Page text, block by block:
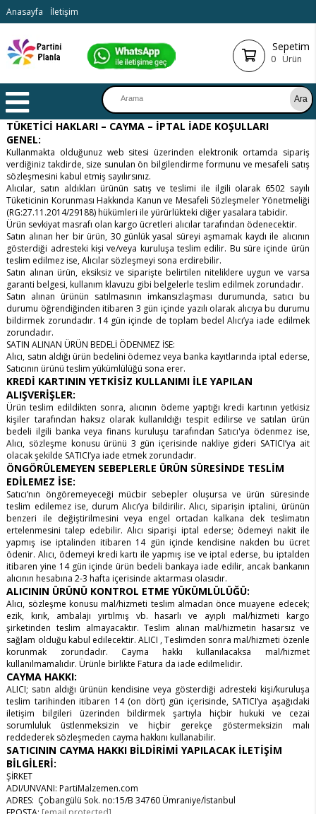
Anasayfa İletişim
Sepetim
0 Ürün
TÜKETİCİ HAKLARI – CAYMA – İPTAL İADE KOŞULLARI
GENEL:
Kullanmakta olduğunuz web sitesi üzerinden elektronik ortamda sipariş
verdiğiniz takdirde, size sunulan ön bilgilendirme formunu ve mesafeli satış
sözleşmesini kabul etmiş sayılırsınız.
Alıcılar, satın aldıkları ürünün satış ve teslimi ile ilgili olarak 6502 sayılı
Tüketicinin Korunması Hakkında Kanun ve Mesafeli Sözleşmeler Yönetmeliği
(RG:27.11.2014/29188) hükümleri ile yürürlükteki diğer yasalara tabidir.
Ürün sevkiyat masrafı olan kargo ücretleri alıcılar tarafından ödenecektir.
Satın alınan her bir ürün, 30 günlük yasal süreyi aşmamak kaydı ile alıcının
gösterdiği adresteki kişi ve/veya kuruluşa teslim edilir. Bu süre içinde ürün
teslim edilmez ise, Alıcılar sözleşmeyi sona erdirebilir.
Satın alınan ürün, eksiksiz ve siparişte belirtilen niteliklere uygun ve varsa
garanti belgesi, kullanım klavuzu gibi belgelerle teslim edilmek zorundadır.
Satın alınan ürünün satılmasının imkansızlaşması durumunda, satıcı bu
durumu öğrendiğinden itibaren 3 gün içinde yazılı olarak alıcıya bu durumu
bildirmek zorundadır. 14 gün içinde de toplam bedel Alıcı’ya iade edilmek
zorundadır.
SATIN ALINAN ÜRÜN BEDELİ ÖDENMEZ İSE:
Alıcı, satın aldığı ürün bedelini ödemez veya banka kayıtlarında iptal ederse,
Satıcının ürünü teslim yükümlülüğü sona erer.
KREDİ KARTININ YETKİSİZ KULLANIMI İLE YAPILAN
ALIŞVERİŞLER:
Ürün teslim edildikten sonra, alıcının ödeme yaptığı kredi kartının yetkisiz
kişiler tarafından haksız olarak kullanıldığı tespit edilirse ve satılan ürün
bedeli ilgili banka veya finans kuruluşu tarafından Satıcı'ya ödenmez ise,
Alıcı, sözleşme konusu ürünü 3 gün içerisinde nakliye gideri SATICI’ya ait
olacak şekilde SATICI’ya iade etmek zorundadır.
ÖNGÖRÜLEMEYEN SEBEPLERLE ÜRÜN SÜRESİNDE TESLİM
EDİLEMEZ İSE:
Satıcı’nın öngöremeyeceği mücbir sebepler oluşursa ve ürün süresinde
teslim edilemez ise, durum Alıcı’ya bildirilir. Alıcı, siparişin iptalini, ürünün
benzeri ile değiştirilmesini veya engel ortadan kalkana dek teslimatın
ertelenmesini talep edebilir. Alıcı siparişi iptal ederse; ödemeyi nakit ile
yapmış ise iptalinden itibaren 14 gün içinde kendisine nakden bu ücret
ödenir. Alıcı, ödemeyi kredi kartı ile yapmış ise ve iptal ederse, bu iptalden
itibaren yine 14 gün içinde ürün bedeli bankaya iade edilir, ancak bankanın
alıcının hesabına 2-3 hafta içerisinde aktarması olasıdır.
ALICININ ÜRÜNÜ KONTROL ETME YÜKÜMLÜLÜĞÜ:
Alıcı, sözleşme konusu mal/hizmeti teslim almadan önce muayene edecek;
ezik, kırık, ambalajı yırtılmış vb. hasarlı ve ayıplı mal/hizmeti kargo
şirketinden teslim almayacaktır. Teslim alınan mal/hizmetin hasarsız ve
sağlam olduğu kabul edilecektir. ALICI , Teslimden sonra mal/hizmeti özenle
korunmak zorundadır. Cayma hakkı kullanılacaksa mal/hizmet
kullanılmamalıdır. Ürünle birlikte Fatura da iade edilmelidir.
CAYMA HAKKI:
ALICI; satın aldığı ürünün kendisine veya gösterdiği adresteki kişi/kuruluşa
teslim tarihinden itibaren 14 (on dört) gün içerisinde, SATICI’ya aşağıdaki
iletişim bilgileri üzerinden bildirmek şartıyla hiçbir hukuki ve cezai
sorumluluk üstlenmeksizin ve hiçbir gerekçe göstermeksizin malı
reddederek sözleşmeden cayma hakkını kullanabilir.
SATICININ CAYMA HAKKI BİLDİRİMİ YAPILACAK İLETİŞİM
BİLGİLERİ:
ŞİRKET
ADI/UNVANI: PartiMalzemen.com
ADRES: Çobangülü Sok. no:15/B 34760 Ümraniye/İstanbul